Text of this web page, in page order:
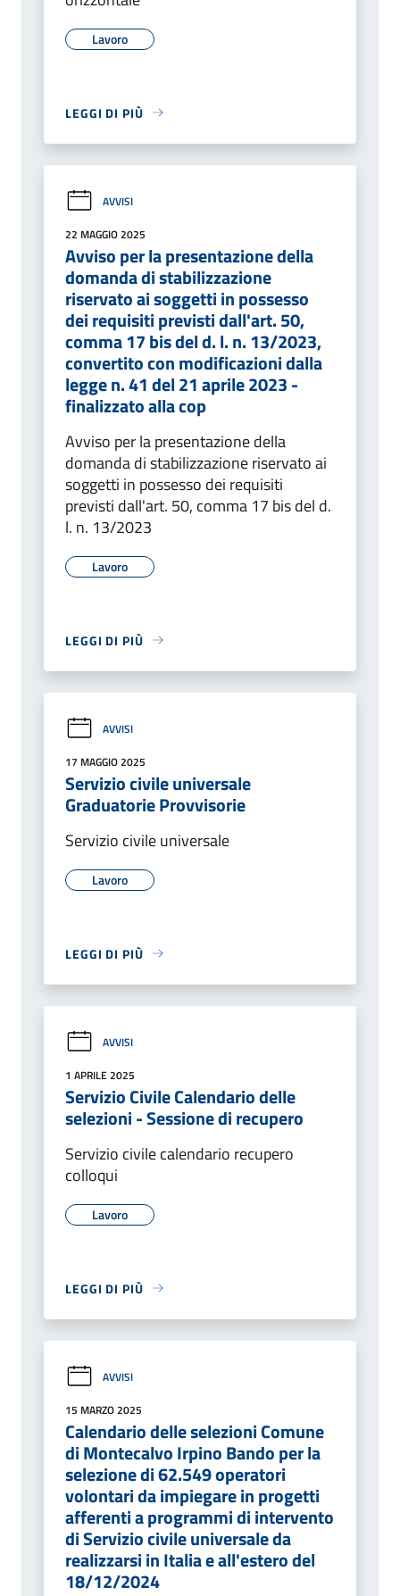
Lavoro
LEGGI DI PIÙ
AVVISI
22 MAGGIO 2025
Avviso per la presentazione della
domanda di stabilizzazione
riservato ai soggetti in possesso
dei requisiti previsti dall'art. 50,
comma 17 bis del d. l. n. 13/2023,
convertito con modificazioni dalla
legge n. 41 del 21 aprile 2023 -
finalizzato alla cop
Avviso per la presentazione della
domanda di stabilizzazione riservato ai
soggetti in possesso dei requisiti
previsti dall'art. 50, comma 17 bis del d.
l. n. 13/2023
Lavoro
LEGGI DI PIÙ
AVVISI
17 MAGGIO 2025
Servizio civile universale
Graduatorie Provvisorie
Servizio civile universale
Lavoro
LEGGI DI PIÙ
AVVISI
1 APRILE 2025
Servizio Civile Calendario delle
selezioni - Sessione di recupero
Servizio civile calendario recupero
colloqui
Lavoro
LEGGI DI PIÙ
AVVISI
15 MARZO 2025
Calendario delle selezioni Comune
di Montecalvo Irpino Bando per la
selezione di 62.549 operatori
volontari da impiegare in progetti
afferenti a programmi di intervento
di Servizio civile universale da
realizzarsi in Italia e all'estero del
18/12/2024